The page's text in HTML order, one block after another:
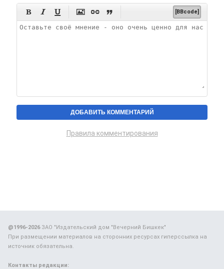
      [BBcode]
Правила комментирования
@1996-2026ЗАО "Издательский дом "Вечерний Бишкек"
При размещении материалов на сторонних ресурсах гиперссылка на
источник обязательна.
Контакты редакции: